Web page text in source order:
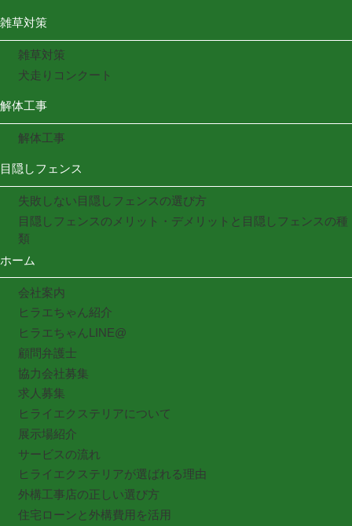
雑草対策
雑草対策
犬走りコンクート
解体工事
解体工事
目隠しフェンス
失敗しない目隠しフェンスの選び方
目隠しフェンスのメリット・デメリットと目隠しフェンスの種
類
ホーム
会社案内
ヒラエちゃん紹介
ヒラエちゃんLINE@
顧問弁護士
協力会社募集
求人募集
ヒライエクステリアについて
展示場紹介
サービスの流れ
ヒライエクステリアが選ばれる理由
外構工事店の正しい選び方
住宅ローンと外構費用を活用